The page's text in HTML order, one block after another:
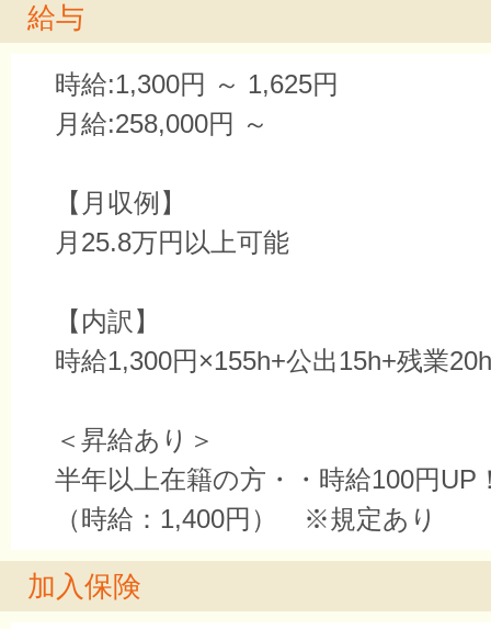
給与
時給:1,300円 ～ 1,625円
月給:258,000円 ～
【月収例】
月25.8万円以上可能
【内訳】
時給1,300円×155h+公出15h+残業20h
＜昇給あり＞
半年以上在籍の方・・時給100円UP
（時給：1,400円） ※規定あり
加入保険